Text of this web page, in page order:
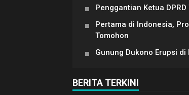
Penggantian Ketua
Pertama di Indonesia,
Tomohon
Gunung Dukono Erupsi
BERITA TERKINI